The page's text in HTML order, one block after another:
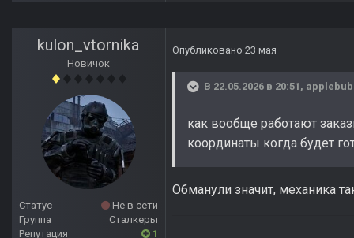
kulon_vtornika
Новичок
Статус
Не в сети
Группа
Сталкеры
Репутация
1
Опубликовано 23 мая
В 22.05.2026 в 20:51,
как вообще работают
координаты когда будет
Обманули значит, механика